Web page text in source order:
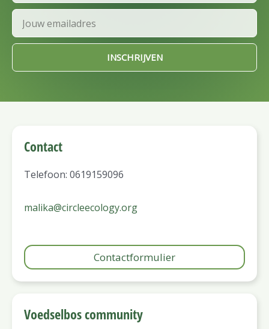
Email
INSCHRIJVEN
Contact
Telefoon: 0619159096
malika@circleecology.org
Contactformulier
Voedselbos community